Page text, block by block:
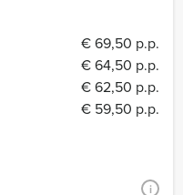
€ 69,50 p.p.
€ 64,50 p.p.
€ 62,50 p.p.
€ 59,50 p.p.
i